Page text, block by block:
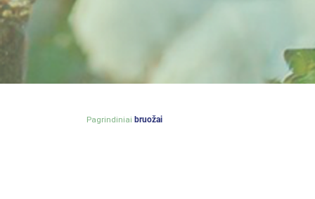
Pagrindiniai bruožai